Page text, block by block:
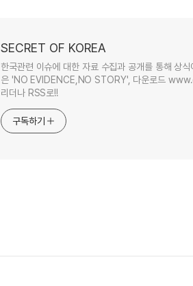
SECRET OF KOREA
한국관련 이슈에 대한 자료 수집과 공개를 통해 상
은 'NO EVIDENCE,NO STORY', 다운로드
리더나 RSS로!!
구독하기